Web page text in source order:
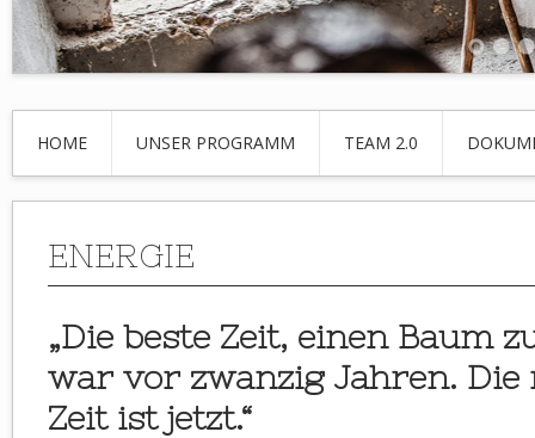
HOME UNSER PROGRAMM TEAM 2.0
ENERGIE
„Die beste Zeit, einen Baum
war vor zwanzig Jahren. Die
Zeit ist jetzt.“